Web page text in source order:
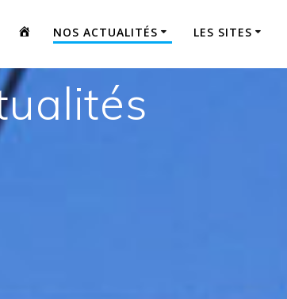
NOS ACTUALITÉS LES SITES